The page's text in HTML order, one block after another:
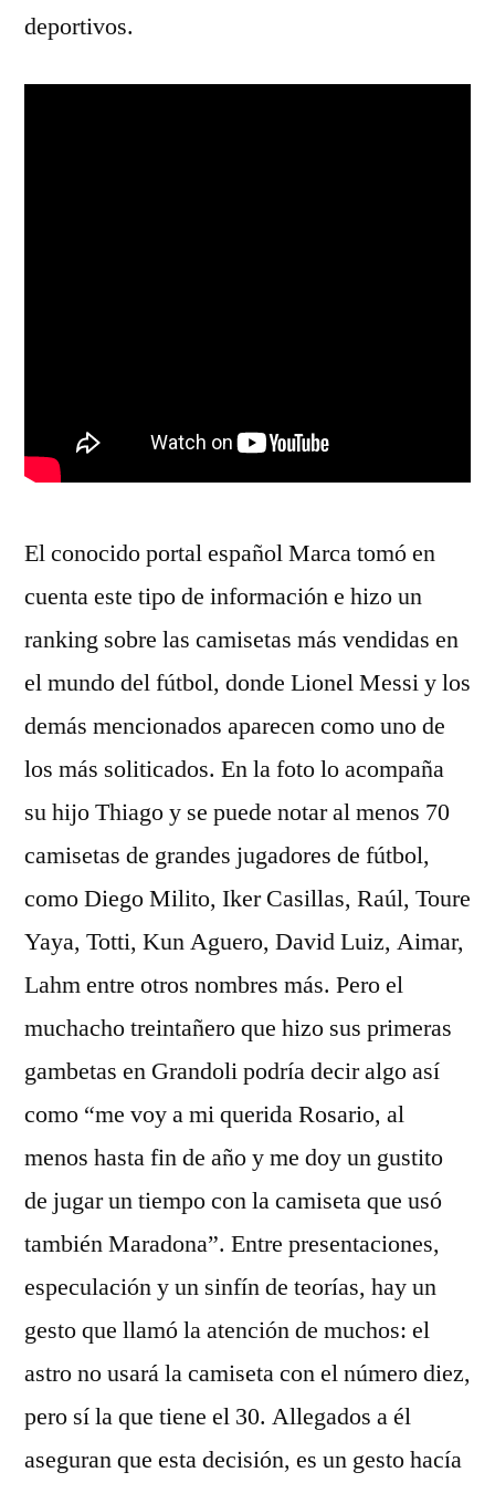
deportivos.
El conocido portal español Marca tomó en
cuenta este tipo de información e hizo un
ranking sobre las camisetas más vendidas en
el mundo del fútbol, donde Lionel Messi y los
demás mencionados aparecen como uno de
los más soliticados. En la foto lo acompaña
su hijo Thiago y se puede notar al menos 70
camisetas de grandes jugadores de fútbol,
como Diego Milito, Iker Casillas, Raúl, Toure
Yaya, Totti, Kun Aguero, David Luiz, Aimar,
Lahm entre otros nombres más. Pero el
muchacho treintañero que hizo sus primeras
gambetas en Grandoli podría decir algo así
como “me voy a mi querida Rosario, al
menos hasta fin de año y me doy un gustito
de jugar un tiempo con la camiseta que usó
también Maradona”. Entre presentaciones,
especulación y un sinfín de teorías, hay un
gesto que llamó la atención de muchos: el
astro no usará la camiseta con el número diez,
pero sí la que tiene el 30. Allegados a él
aseguran que esta decisión, es un gesto hacía